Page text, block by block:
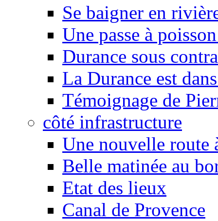
Se baigner en
Une passe à
Durance sous
La Durance est
Témoignage de
côté infrastructure
Une nouvelle route
Belle matinée au
Etat des lieux
Canal de Provence